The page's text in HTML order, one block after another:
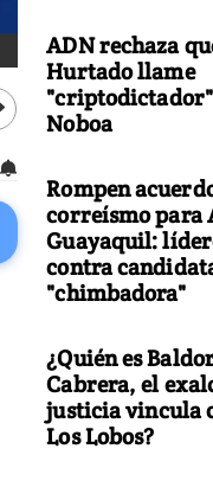
ADN rechaza
Hurtado llame
Noboa
Rompen
correísmo para
Guayaquil:
contra
"chimbadora"
¿Quién es
Cabrera, el
justicia vincula
Los Lobos?